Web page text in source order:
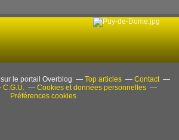
sur le portail Overblog Top articles
Contact
C.G.U.
Cookies et données personnelles
Préférences cookies